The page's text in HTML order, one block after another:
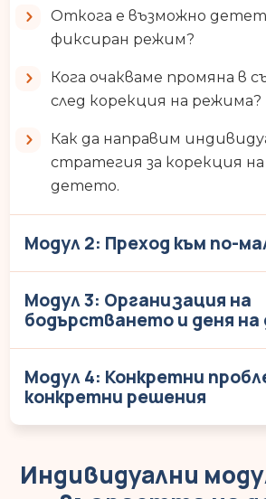
Откога е възможно
фиксиран режим?
Кога очакваме промяна в
след корекция на режима?
Как да направим
стратегия за корекция
детето.
Модул 2: Преход към по-
Модул 3: Организация на
бодърстването и деня
Модул 4: Конкретни
конкретни решения
Индивидуални